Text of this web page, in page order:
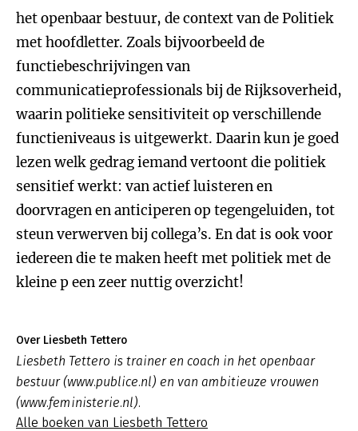
het openbaar bestuur, de context van de Politiek
met hoofdletter. Zoals bijvoorbeeld de
functiebeschrijvingen van
communicatieprofessionals bij de Rijksoverheid,
waarin politieke sensitiviteit op verschillende
functieniveaus is uitgewerkt. Daarin kun je goed
lezen welk gedrag iemand vertoont die politiek
sensitief werkt: van actief luisteren en
doorvragen en anticiperen op tegengeluiden, tot
steun verwerven bij collega’s. En dat is ook voor
iedereen die te maken heeft met politiek met de
kleine p een zeer nuttig overzicht!
Over Liesbeth Tettero
Liesbeth Tettero is trainer en coach in het openbaar
bestuur (www.publice.nl) en van ambitieuze vrouwen
(www.feministerie.nl).
Alle boeken van Liesbeth Tettero